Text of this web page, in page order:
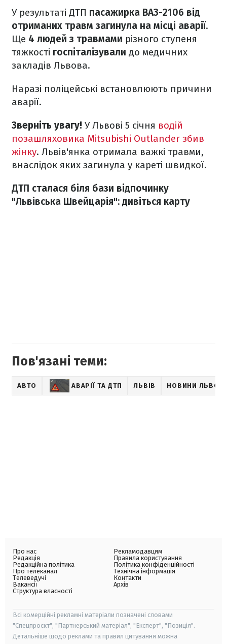
У результаті ДТП пасажирка ВАЗ-2106 від
отриманих травм загинула на місці аварії.
Ще 4 людей з травмами різного ступеня
тяжкості госпіталізували до медичних
закладів Львова.
Наразі поліцейські встановлюють причини
аварії.
Зверніть увагу! У Львові 5 січня водій
позашляховика Mitsubishi Outlander збив
жінку. Львів'янка отримала важкі травми,
внаслідок яких загинула у кареті швидкої.
ДТП сталася біля бази відпочинку
"Львівська Швейцарія": дивіться карту
Пов'язані теми:
АВТО АВАРІЇ ТА ДТП ЛЬВІВ НОВИНИ
Про нас
Редакція
Редакційна політика
Про телеканал
Телеведучі
Вакансії
Структура власності
Рекламодавцям
Правила користування
Політика конфіденційності
Технічна інформація
Контакти
Архів
Всі комерційні рекламні матеріали позначені словами
"Спецпроєкт", "Партнерський матеріал", "Експерт", "Позиція".
Детальніше щодо реклами та правил цитування можна